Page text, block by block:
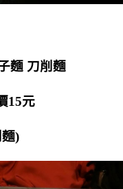
麵 刀削麵
15元
)